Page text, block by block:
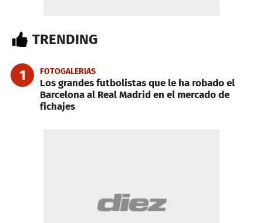
TRENDING
1 FOTOGALERIAS
Los grandes futbolistas que le ha robado el
Barcelona al Real Madrid en el mercado de
fichajes